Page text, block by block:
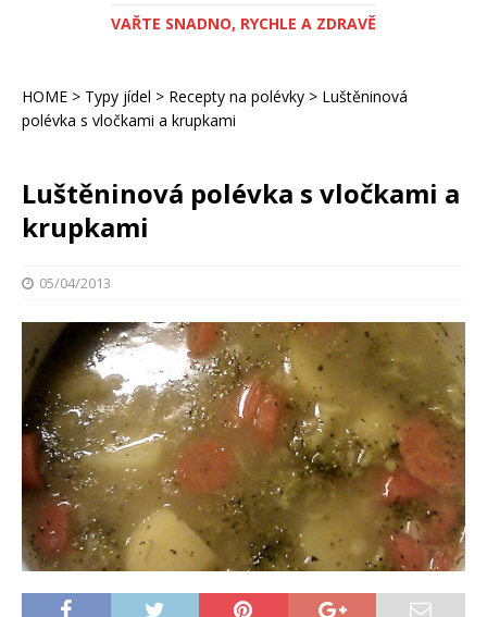
VAŘTE SNADNO, RYCHLE A ZDRAVĚ
HOME > Typy jídel > Recepty na polévky > Luštěninová
polévka s vločkami a krupkami
Luštěninová polévka s vločkami a
krupkami
05/04/2013